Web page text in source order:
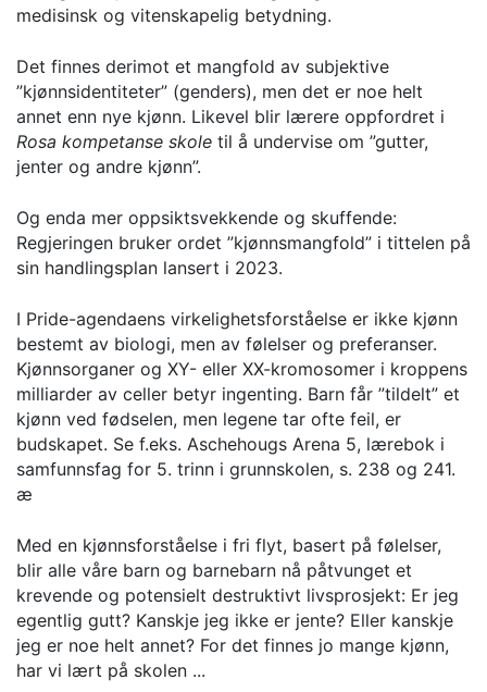
medisinsk og vitenskapelig betydning.
Det finnes derimot et mangfold av subjektive
”kjønnsidentiteter” (genders), men det er noe helt
annet enn nye kjønn. Likevel blir lærere oppfordret i
Rosa kompetanse skole til å undervise om ”gutter,
jenter og andre kjønn”.
Og enda mer oppsiktsvekkende og skuffende:
Regjeringen bruker ordet ”kjønnsmangfold” i tittelen på
sin handlingsplan lansert i 2023.
I Pride-agendaens virkelighetsforståelse er ikke kjønn
bestemt av biologi, men av følelser og preferanser.
Kjønnsorganer og XY- eller XX-kromosomer i kroppens
milliarder av celler betyr ingenting. Barn får ”tildelt” et
kjønn ved fødselen, men legene tar ofte feil, er
budskapet. Se f.eks. Aschehougs Arena 5, lærebok i
samfunnsfag for 5. trinn i grunnskolen, s. 238 og 241.
æ
Med en kjønnsforståelse i fri flyt, basert på følelser,
blir alle våre barn og barnebarn nå påtvunget et
krevende og potensielt destruktivt livsprosjekt: Er jeg
egentlig gutt? Kanskje jeg ikke er jente? Eller kanskje
jeg er noe helt annet? For det finnes jo mange kjønn,
har vi lært på skolen ...